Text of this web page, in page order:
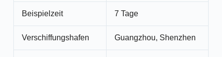
Beispielzeit 7 Tage
Verschiffungshafen Guangzhou, Shenzhen